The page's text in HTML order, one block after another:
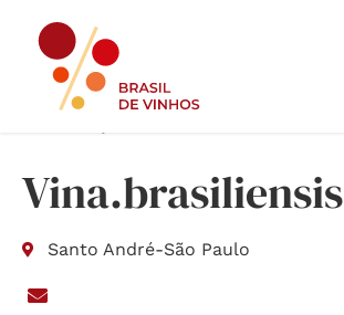
Vina.brasiliensis
Santo André-São Paulo